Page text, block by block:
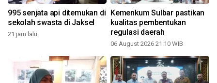
995 senjata api ditemukan di
sekolah swasta di Jaksel
21 jam lalu
Kemenkum Sulbar pastikan
kualitas pembentukan
regulasi daerah
06 August 2026 21:10 WIB